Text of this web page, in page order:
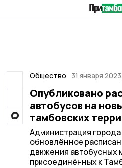
Общество 31 января
Опубликовано
автобусов на
тамбовских
Администрация
обновлённое
движения автобусных
присоединённых к